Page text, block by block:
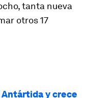
tanta nueva
otros 17
y crece